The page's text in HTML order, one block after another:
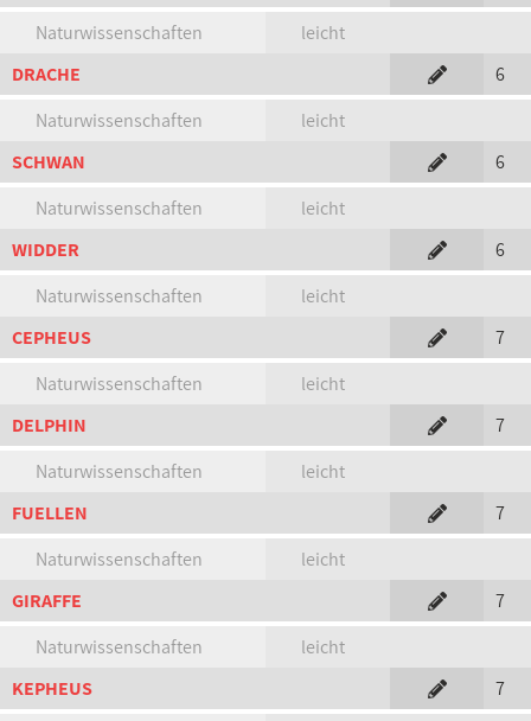
Naturwissenschaften
leicht
DRACHE
6
Naturwissenschaften
leicht
SCHWAN
6
Naturwissenschaften
leicht
WIDDER
6
Naturwissenschaften
leicht
CEPHEUS
7
Naturwissenschaften
leicht
DELPHIN
7
Naturwissenschaften
leicht
FUELLEN
7
Naturwissenschaften
leicht
GIRAFFE
7
Naturwissenschaften
leicht
KEPHEUS
7